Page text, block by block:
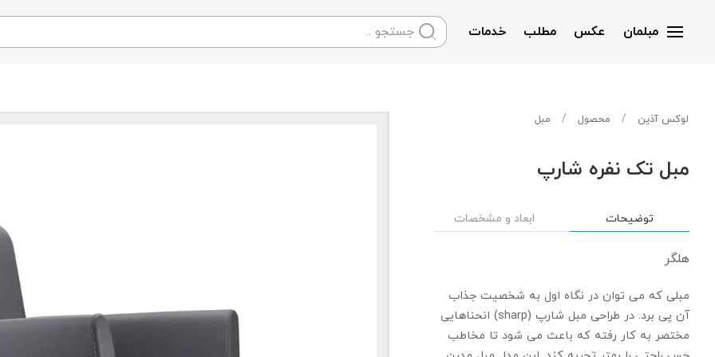
مبلمان عکس مطلب خدمات
لوکس آذین محصول مبل
مبل تک نفره شارپ
توضیحات ابعاد و مشخصات
هلگر
مبلی که می توان در نگاه اول به شخصیت جذاب
آن پی برد. در طراحی مبل شارپ (sharp) انحناهایی
مختصر به کار رفته که باعث می شود تا مخاطب